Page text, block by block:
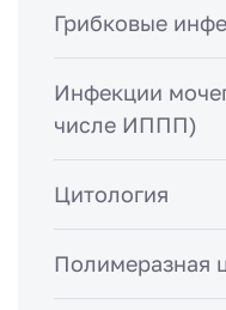
Грибковые
Инфекции
числе ИППП)
Цитология
Полимеразная